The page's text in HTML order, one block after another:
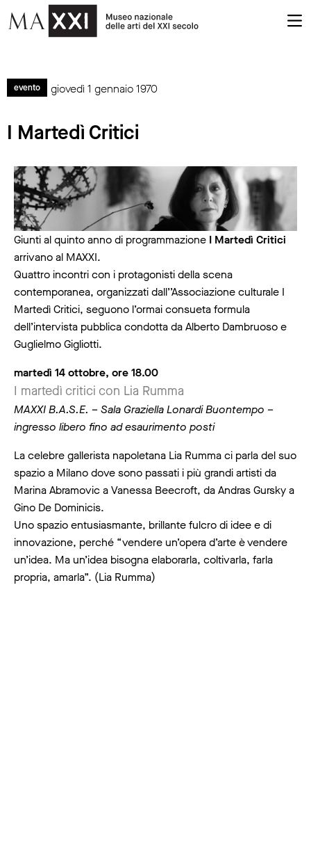
evento giovedì 1 gennaio 1970
I Martedì Critici
Giunti al quinto anno di programmazione I Martedì Critici
arrivano al MAXXI.
Quattro incontri con i protagonisti della scena
contemporanea, organizzati dall’’Associazione culturale I
Martedì Critici, seguono l’ormai consueta formula
dell’intervista pubblica condotta da Alberto Dambruoso e
Guglielmo Gigliotti.
martedì 14 ottobre, ore 18.00
I martedì critici con Lia Rumma
MAXXI B.A.S.E. – Sala Graziella Lonardi Buontempo –
ingresso libero fino ad esaurimento posti
La celebre gallerista napoletana Lia Rumma ci parla del suo
spazio a Milano dove sono passati i più grandi artisti da
Marina Abramovic a Vanessa Beecroft, da Andras Gursky a
Gino De Dominicis.
Uno spazio entusiasmante, brillante fulcro di idee e di
innovazione, perché “vendere un’opera d’arte è vendere
un’idea. Ma un’idea bisogna elaborarla, coltivarla, farla
propria, amarla”. (Lia Rumma)